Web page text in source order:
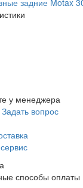
у менеджера
Задать вопрос
способы оплаты